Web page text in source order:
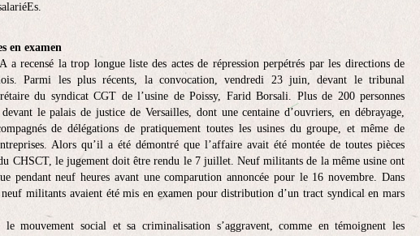
en examen
a recensé la trop longue liste des actes de répression perpétrés par les directions de
Parmi les plus récents, la convocation, vendredi 23 juin, devant le tribunal
du syndicat CGT de l’usine de Poissy, Farid Borsali. Plus de 200 personnes
devant le palais de justice de Versailles, dont une centaine d’ouvriers, en débrayage,
de délégations de pratiquement toutes les usines du groupe, et même de
Alors qu’il a été démontré que l’affaire avait été montée de toutes pièces
CHSCT, le jugement doit être rendu le 7 juillet. Neuf militants de la même usine ont
pendant neuf heures avant une comparution annoncée pour le 16 novembre. Dans
militants avaient été mis en examen pour distribution d’un tract syndical en mars
le mouvement social et sa criminalisation s’aggravent, comme en témoignent les